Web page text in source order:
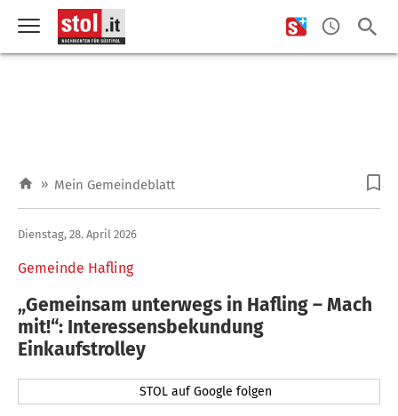
» Mein Gemeindeblatt
Gemeinde Hafling
Dienstag, 28. April 2026
„Gemeinsam unterwegs in Hafling – Mach
mit!“: Interessensbekundung
Einkaufstrolley
STOL auf Google folgen